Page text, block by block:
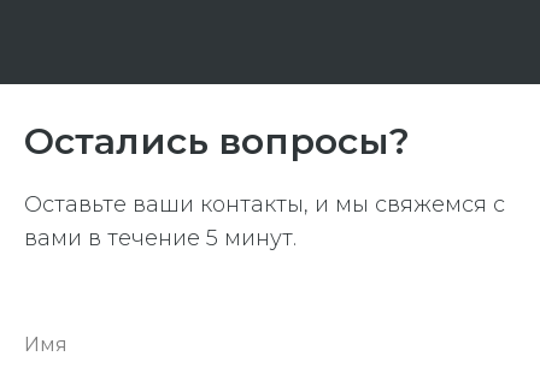
Остались вопросы?
Оставьте ваши контакты, и мы свяжемся с
вами в течение 5 минут.